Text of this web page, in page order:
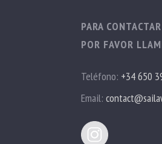
PARA
POR FAVOR
Teléfono: +34 650
Email: